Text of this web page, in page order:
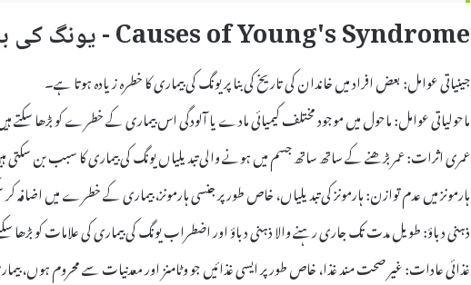
Causes of Young's Syndrome - یونگ کی بیماری کی وجوہات
جینیاتی عوامل: بعض افراد میں خاندان کی تاریخ کی بنا پر یونگ کی بیماری کا خطرہ زیادہ ہوتا ہے۔
ماحولیاتی عوامل: ماحول میں موجود مختلف کیمیائی مادے یا آلودگی اس بیماری کے خطرے کو بڑھا سکتے
عمری اثرات: عمر بڑھنے کے ساتھ ساتھ جسم میں ہونے والی تبدیلیاں یونگ کی بیماری کا سبب بن سکتی
ہارمونز میں عدم توازن: ہارمونز کی تبدیلیاں، خاص طور پر جنسی ہارمونز، بیماری کے خطرے میں اضافہ
ذہنی دباؤ: طویل مدت تک جاری رہنے والا ذہنی دباؤ اور اضطراب یونگ کی بیماری کی علامات کو بڑھا
غذائی عادات: غیر صحت مند غذا، خاص طور پر ایسی غذائیں جو وٹامنز اور معدنیات سے محروم ہوں،